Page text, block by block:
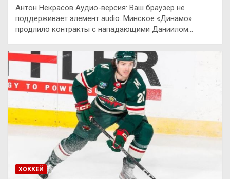
Антон Некрасов Аудио-версия: Ваш браузер не
поддерживает элемент audio. Минское «Динамо»
продлило контракты с нападающими Даниилом…
ХОККЕЙ